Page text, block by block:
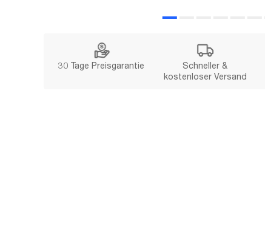
30 Tage Preisgarantie
Schneller &
kostenloser Versand